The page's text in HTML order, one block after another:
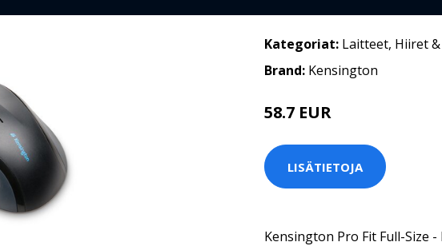
Kategoriat: Laitteet, Hiiret
Brand: Kensington
58.7 EUR
LISÄTIETOJA
Kensington Pro Fit Full-Size